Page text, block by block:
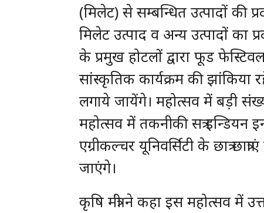
(मिलेट) से सम्बन्धित उत्पादों की
मिलेट उत्पाद व अन्य उत्पादों का
के प्रमुख होटलों द्वारा फूड
सांस्कृतिक कार्यक्रम की झांकिया
लगाये जायेंगे। महोत्सव में बड़ी
महोत्सव में तकनीकी सत्र इन्डियन
एग्रीकल्चर यूनिवर्सिटी के छात्र
जाएंगे।
कृषि मंत्री ने कहा इस महोत्सव